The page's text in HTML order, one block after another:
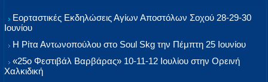
Εορταστικές Εκδηλώσεις Αγίων Αποστόλων Σοχού 28-29-30
Ιουνίου
Η Ρίτα Αντωνοπούλου στο Soul Skg την Πέμπτη 25 Ιουνίου
«25ο Φεστιβάλ Βαρβάρας» 10-11-12 Ιουλίου στην Ορεινή
Χαλκιδική